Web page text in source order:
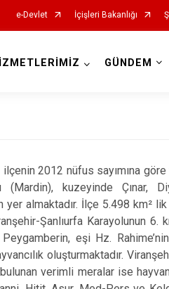
e-Devlet İçişleri Bakanlığı
Suruç
GÜNDEM
2012 nüfus sayımına
kuzeyinde Çınar,
yer almaktadır. İlçe 5.498 km²
Şanlıurfa Karayolunun 6.
eşi Hz.
oluşturmaktadır.
verimli meralar ise